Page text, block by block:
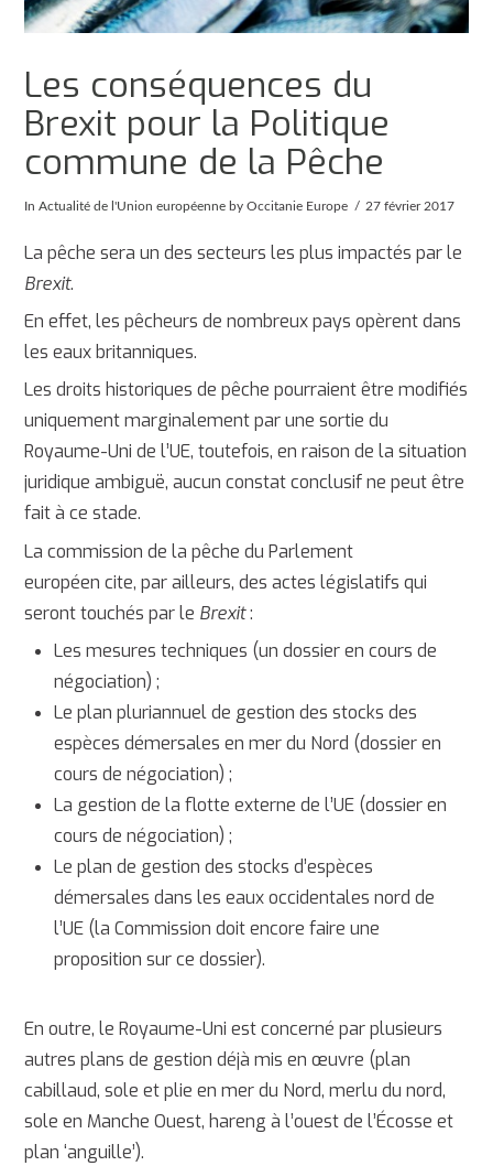
Les conséquences du
Brexit pour la Politique
commune de la Pêche
InActualité de l'Union européenne by Occitanie Europe 27 février 2017
La pêche sera un des secteurs les plus impactés par le
Brexit.
En effet, les pêcheurs de nombreux pays opèrent dans
les eaux britanniques.
Les droits historiques de pêche pourraient être modifiés
uniquement marginalement par une sortie du
Royaume-Uni de l’UE, toutefois, en raison de la situation
juridique ambiguë, aucun constat conclusif ne peut être
fait à ce stade.
La commission de la pêche du Parlement
européen cite, par ailleurs, des actes législatifs qui
seront touchés par le Brexit:
Les mesures techniques (un dossier en cours de
négociation) ;
Le plan pluriannuel de gestion des stocks des
espèces démersales en mer du Nord (dossier en
cours de négociation) ;
La gestion de la flotte externe de l’UE (dossier en
cours de négociation) ;
Le plan de gestion des stocks d’espèces
démersales dans les eaux occidentales nord de
l’UE (la Commission doit encore faire une
proposition sur ce dossier).
En outre, le Royaume-Uni est concerné par plusieurs
autres plans de gestion déjà mis en œuvre (plan
cabillaud, sole et plie en mer du Nord, merlu du nord,
sole en Manche Ouest, hareng à l’ouest de l’Écosse et
plan ‘anguille’).